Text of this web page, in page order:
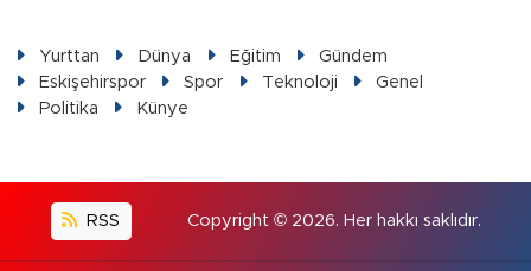
Yurttan Dünya Eğitim
Gündem
Eskişehirspor
Spor Teknoloji
Genel
Politika
Künye
RSS Copyright © 2026. Her hakkı saklıdır.